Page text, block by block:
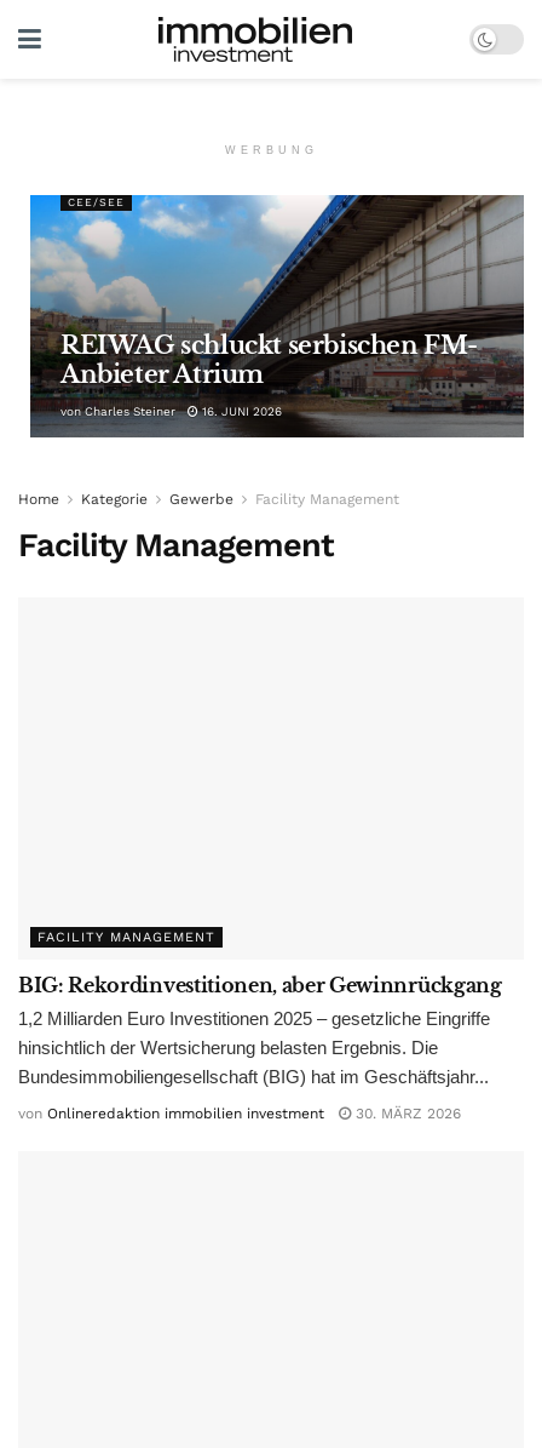
WERBUNG
CEE/SEE
REIWAG schluckt serbischen FM-
Anbieter Atrium
von Charles Steiner 16. JUNI 2026
Home Kategorie Gewerbe Facility Management
Facility Management
FACILITY MANAGEMENT
BIG: Rekordinvestitionen, aber Gewinnrückgang
1,2 Milliarden Euro Investitionen 2025 – gesetzliche Eingriffe
hinsichtlich der Wertsicherung belasten Ergebnis. Die
Bundesimmobiliengesellschaft (BIG) hat im Geschäftsjahr...
von Onlineredaktion immobilien investment 30. MÄRZ 2026